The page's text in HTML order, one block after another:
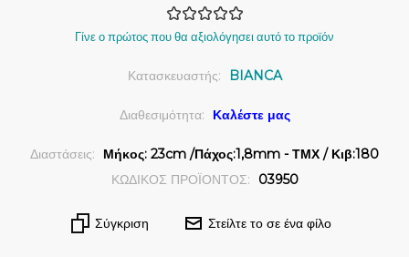
Γίνε ο πρώτος που θα αξιολόγησει αυτό το προϊόν
Κατασκευαστής: BIANCA
Διαθεσιμότητα: Καλέστε μας
Διαστάσεις:
Μήκος: 23cm /Πάχος:1,8mm - ΤΜΧ / Κιβ:180
ΚΩΔΙΚΟΣ ΠΡΟΪΟΝΤΟΣ:
03950
Σύγκριση Στείλτε το σε ένα φίλο